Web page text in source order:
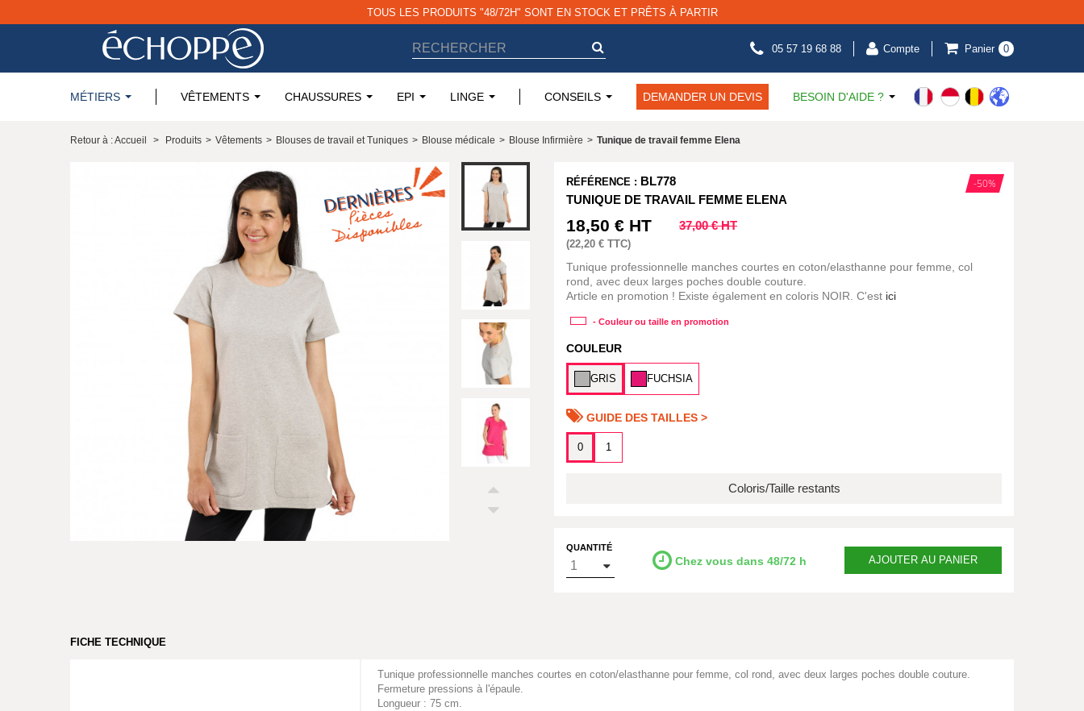
TOUS LES PRODUITS "48/72H" SONT EN STOCK ET PRÊTS À PARTIR
05 57 19 68 88 Compte Panier 0
MÉTIERS VÊTEMENTS CHAUSSURES EPI LINGE CONSEILS DEMANDER UN DEVIS BESOIN D'AIDE ?
Retour à : Accueil > Produits > Vêtements > Blouses de travail et Tuniques > Blouse médicale > Blouse Infirmière > Tunique de travail femme Elena
RÉFÉRENCE : BL778
TUNIQUE DE TRAVAIL FEMME ELENA
18,50 € HT
(22,20 € TTC)
-50%
37,00 €HT
Tunique professionnelle manches courtes en coton/elasthanne pour femme, col
rond, avec deux larges poches double couture.
Article en promotion ! Existe également en coloris NOIR. C'est ici
- Couleur ou taille en promotion
COULEUR
GRIS FUCHSIA
GUIDE DES TAILLES >
0 1
Coloris/Taille restants
QUANTITÉ
Chez vous dans 48/72 h AJOUTER AU PANIER
FICHE TECHNIQUE
Tunique professionnelle manches courtes en coton/elasthanne pour femme, col rond, avec deux larges poches double couture.
Fermeture pressions à l'épaule.
Longueur : 75 cm.